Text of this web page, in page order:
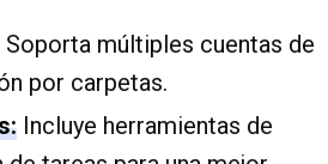
Soporta múltiples cuentas de
por carpetas.
Incluye herramientas de